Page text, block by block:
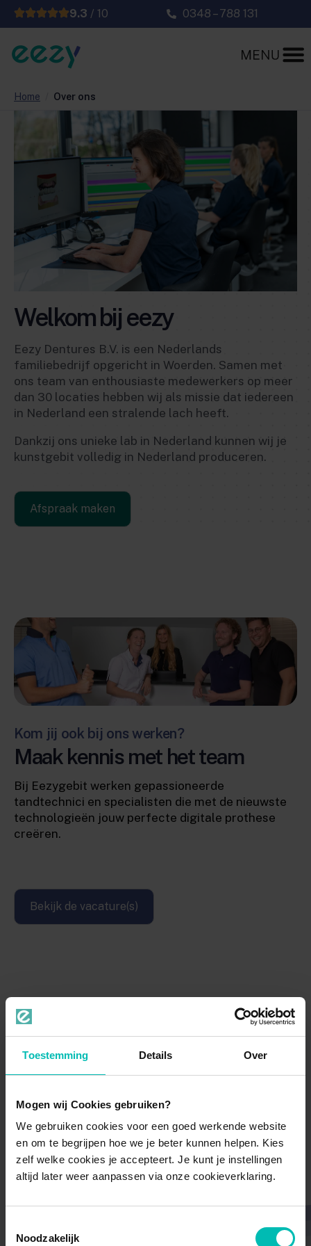
Toestemming Details Over
Mogen wij Cookies gebruiken?
We gebruiken cookies voor een goed werkende website
en om te begrijpen hoe we je beter kunnen helpen. Kies
zelf welke cookies je accepteert. Je kunt je instellingen
altijd later weer aanpassen via onze cookieverklaring.
Noodzakelijk
9.3 / 10 0348 – 788 131
Home Over ons
Welkom bij eezy
Eezy Dentures B.V. is een Nederlands
familiebedrijf opgericht in Woerden. Samen met
ons team van enthousiaste medewerkers op meer
dan 30 locaties hebben wij als missie dat iedereen
in Nederland een stralende lach heeft.
Dankzij ons unieke lab in Nederland kunnen wij je
kunstgebit volledig in Nederland produceren.
Afspraak maken
Kom jij ook bij ons werken?
Maak kennis met het team
Bij Eezygebit werken gepassioneerde
tandtechnici en specialisten die met de nieuwste
technologieën jouw perfecte digitale prothese
creëren.
Bekijk de vacature(s)
Een kijkje in het eezy lab
Via de pijltjes krijg je een beeld van ons kunstgebit
laboratorium in Woerden.